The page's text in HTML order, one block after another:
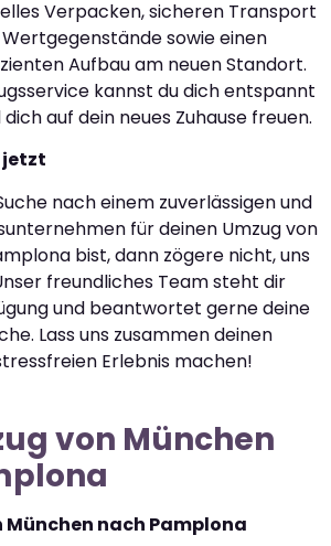
Verpacken, sicheren Transport
sowie einen
Aufbau am neuen Standort.
kannst du dich entspannt
auf dein neues Zuhause freuen.
jetzt
nach einem zuverlässigen und
für deinen Umzug von
bist, dann zögere nicht, uns
freundliches Team steht dir
und beantwortet gerne deine
Lass uns zusammen deinen
Erlebnis machen!
von München
nach Pamplona